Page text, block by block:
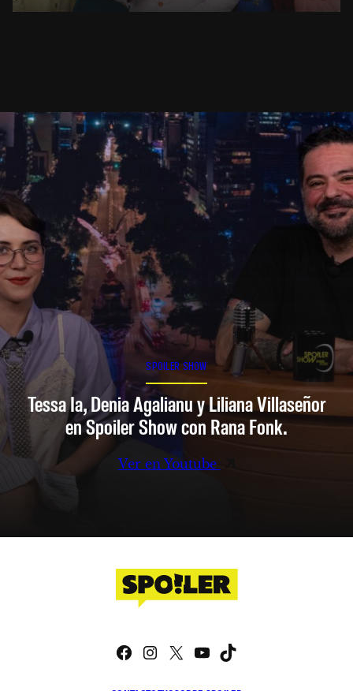
SPOILER SHOW
Tessa Ia, Denia Agalianu y Liliana Villaseñor
en Spoiler Show con Rana Fonk.
Ver en Youtube
Facebook
Instagram
X YouTube